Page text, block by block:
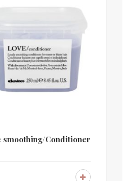
smoothing/Conditioner